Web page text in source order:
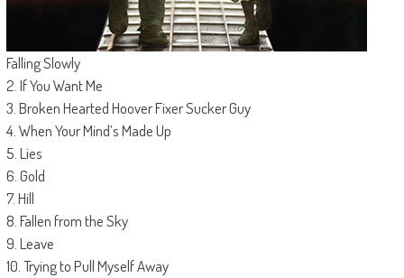
Falling Slowly
2. If You Want Me
3. Broken Hearted Hoover Fixer Sucker Guy
4. When Your Mind’s Made Up
5. Lies
6. Gold
7. Hill
8. Fallen from the Sky
9. Leave
10. Trying to Pull Myself Away